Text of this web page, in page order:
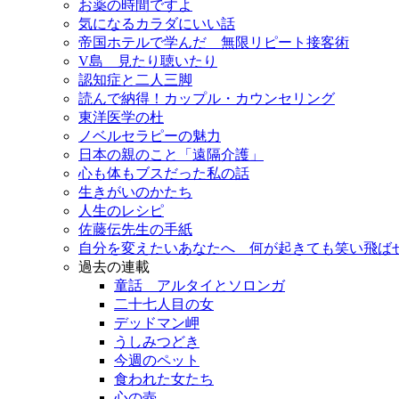
お薬の時間ですよ
気になるカラダにいい話
帝国ホテルで学んだ 無限リピート接客術
V島 見たり聴いたり
認知症と二人三脚
読んで納得！カップル・カウンセリング
東洋医学の杜
ノベルセラピーの魅力
日本の親のこと「遠隔介護」
心も体もブスだった私の話
生きがいのかたち
人生のレシピ
佐藤伝先生の手紙
自分を変えたいあなたへ 何が起きても笑い飛ば
過去の連載
童話 アルタイとソロンガ
二十七人目の女
デッドマン岬
うしみつどき
今週のペット
食われた女たち